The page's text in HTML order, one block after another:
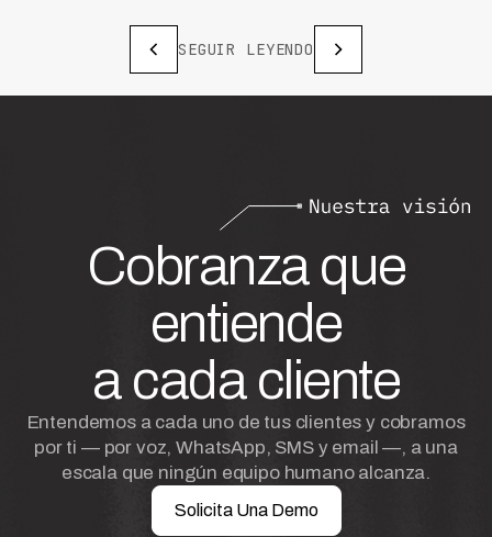
SEGUIR LEYENDO
Cobranza que
entiende
a cada cliente
Entendemos a cada uno de tus clientes y cobramos
por ti — por voz, WhatsApp, SMS y email —, a una
escala que ningún equipo humano alcanza.
Solicita Una Demo